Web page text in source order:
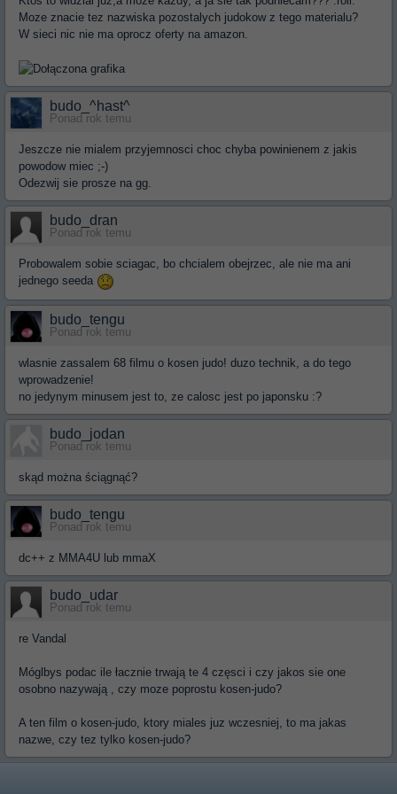
Moze znacie tez nazwiska pozostalych judokow z tego materialu?
W sieci nic nie ma oprocz oferty na amazon.
budo_^hast^
Ponad rok temu
Jeszcze nie mialem przyjemnosci choc chyba powinienem z jakis
powodow miec ;-)
Odezwij sie prosze na gg.
budo_dran
Ponad rok temu
Probowalem sobie sciagac, bo chcialem obejrzec, ale nie ma ani
jednego seeda
budo_tengu
Ponad rok temu
wlasnie zassalem 68 filmu o kosen judo! duzo technik, a do tego
wprowadzenie!
no jedynym minusem jest to, ze calosc jest po japonsku :?
budo_jodan
Ponad rok temu
skąd można ściągnąć?
budo_tengu
Ponad rok temu
dc++ z MMA4U lub mmaX
budo_udar
Ponad rok temu
re Vandal
Móglbys podac ile łacznie trwają te 4 częsci i czy jakos sie one
osobno nazywają , czy moze poprostu kosen-judo?
A ten film o kosen-judo, ktory miales juz wczesniej, to ma jakas
nazwe, czy tez tylko kosen-judo?